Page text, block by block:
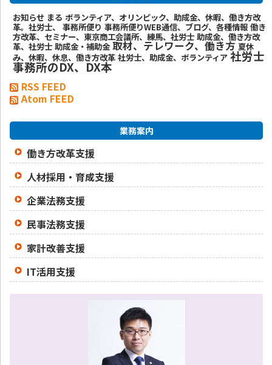
お知らせ まる ボランティア、オリンピック、助成金、休暇、働き方改
革。社労士、
事務所便り 事務所便りWEB通信、ブログ、各種情報 働き
方改革、セミナー、東京商工会議所、練馬、社労士 助成金、働き方改
革、社労士 助成金・補助金 取材、テレワーク、働き方 夏休
み、休暇、休息、働き方改革 社労士、助成金、ボランティア 社労士
事務所のDX、DX本
RSS FEED
Atom FEED
業務案内
働き方改革支援
人材採用・育成支援
企業法務支援
民事法務支援
家計改善支援
IT活用支援